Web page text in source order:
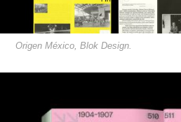
Origen México, Blok Design.